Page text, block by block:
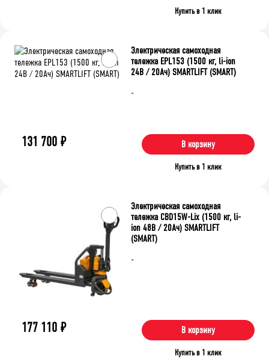
Купить в 1 клик
-
Электрическая самоходная
тележка EPL153 (1500 кг, li-ion
24В / 20Ач) SMARTLIFT (SMART)
131 700 ₽ В корзину
Купить в 1 клик
-
Электрическая самоходная
тележка CBD15W-Lix (1500 кг, li-
ion 48В / 20Ач) SMARTLIFT
(SMART)
177 110 ₽ В корзину
Купить в 1 клик